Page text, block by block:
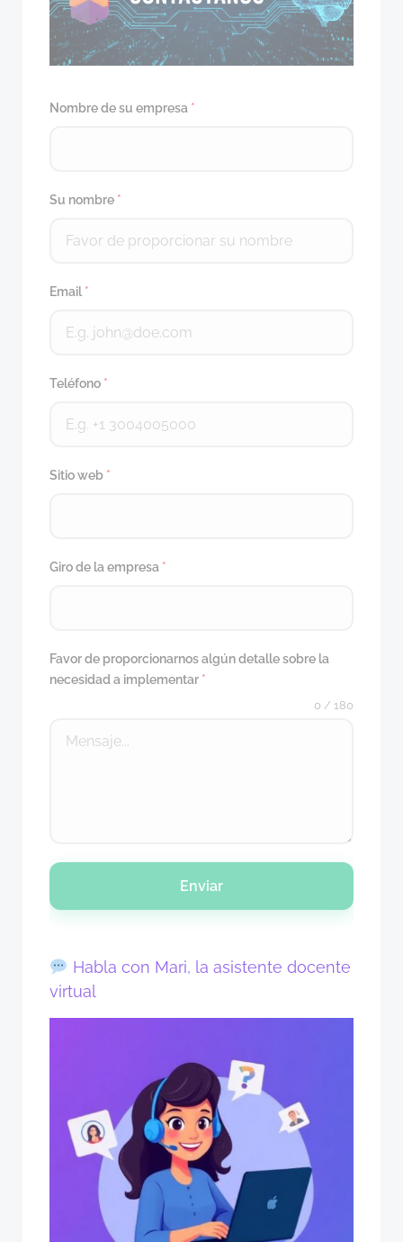
Nombre de su empresa *
Su nombre *
Email *
Teléfono *
Sitio web *
Giro de la empresa *
Favor de proporcionarnos algún detalle sobre la
necesidad a implementar *
0 / 180
Enviar
Habla con Mari, la asistente docente
virtual